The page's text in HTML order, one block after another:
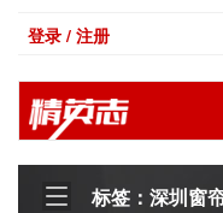
登录 / 注册
标签：深圳窗